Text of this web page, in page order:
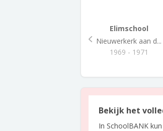
Elimschool
Nieuwerkerk aan d...
1969 - 1971
Bekijk het
In SchoolBANK